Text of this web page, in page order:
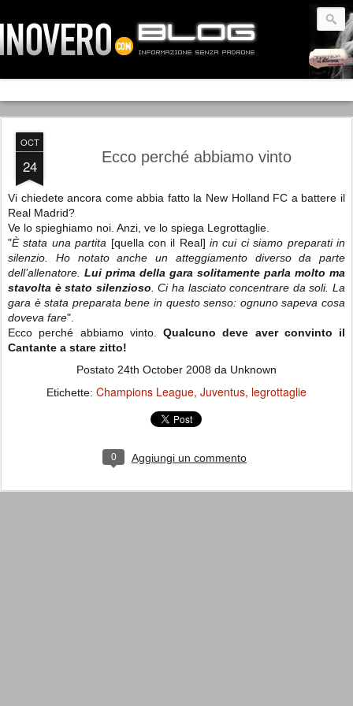
OCT
24 Ecco perché abbiamo vinto
Vi chiedete ancora come abbia fatto la New Holland FC a battere il
Real Madrid?
Ve lo spieghiamo noi. Anzi, ve lo spiega Legrottaglie.
"È stata una partita [quella con il Real]in cui ci siamo preparati in
silenzio. Ho notato anche un atteggiamento diverso da parte
dell’allenatore. Lui prima della gara solitamente parla molto ma
stavolta è stato silenzioso . Ci ha lasciato concentrare da soli. La
gara è stata preparata bene in questo senso: ognuno sapeva cosa
doveva fare".
Ecco perché abbiamo vinto. Qualcuno deve aver convinto il
Cantante a stare zitto!
Postato 24th October 2008 da Unknown
Etichette: Champions League Juventus legrottaglie
0 Aggiungi un commento